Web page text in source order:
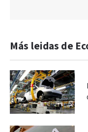
Más leidas de